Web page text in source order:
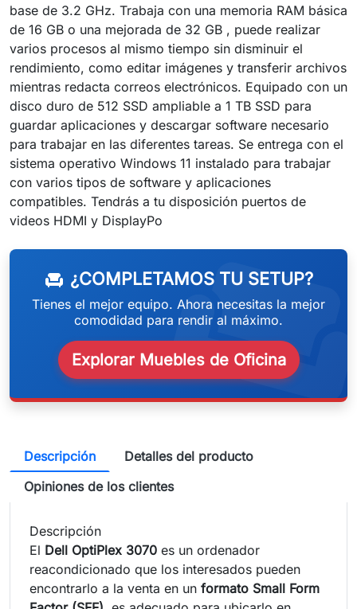
base de 3.2 GHz. Trabaja con una memoria RAM básica
de 16 GB o una mejorada de 32 GB , puede realizar
varios procesos al mismo tiempo sin disminuir el
rendimiento, como editar imágenes y transferir archivos
mientras redacta correos electrónicos. Equipado con un
disco duro de 512 SSD ampliable a 1 TB SSD para
guardar aplicaciones y descargar software necesario
para trabajar en las diferentes tareas. Se entrega con el
sistema operativo Windows 11 instalado para trabajar
con varios tipos de software y aplicaciones
compatibles. Tendrás a tu disposición puertos de
videos HDMI y DisplayPo
chair ¿COMPLETAMOS TU SETUP?
Tienes el mejor equipo. Ahora necesitas la mejor
comodidad para rendir al máximo.
Explorar Muebles de Oficina
Descripción
Detalles del producto
Opiniones de los clientes
Descripción
El Dell OptiPlex 3070 es un ordenador
reacondicionado que los interesados pueden
encontrarlo a la venta en un formato Small Form